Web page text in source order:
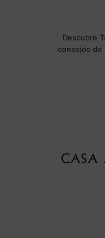
Descubre
consejos de